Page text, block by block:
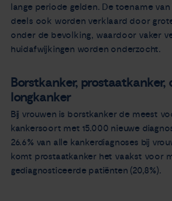
lange periode gelden. De toename
deels ook worden verklaard door
onder de bevolking, waardoor vaker
huidafwijkingen worden onderzocht.
Borstkanker, prostaatkanker,
longkanker
Bij vrouwen is borstkanker de meest
kankersoort met 15.000 nieuwe
26.6% van alle kankerdiagnoses bij
komt prostaatkanker het vaakst voor
gediagnosticeerde patiënten (20,8%).